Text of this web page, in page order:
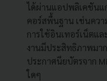
ได้ผ่านแอปพลิเคชันแ
คอร์สพื้นฐาน เช่นคว
การใช้อินเทอร์เน็ตแ
งานมีประสิทธิภาพมา
ประกาศนียบัตรจาก
ใดๆ